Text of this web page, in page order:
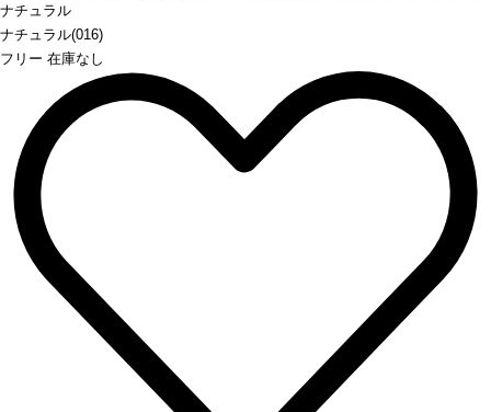
ナチュラル
ナチュラル(016)
フリー 在庫なし